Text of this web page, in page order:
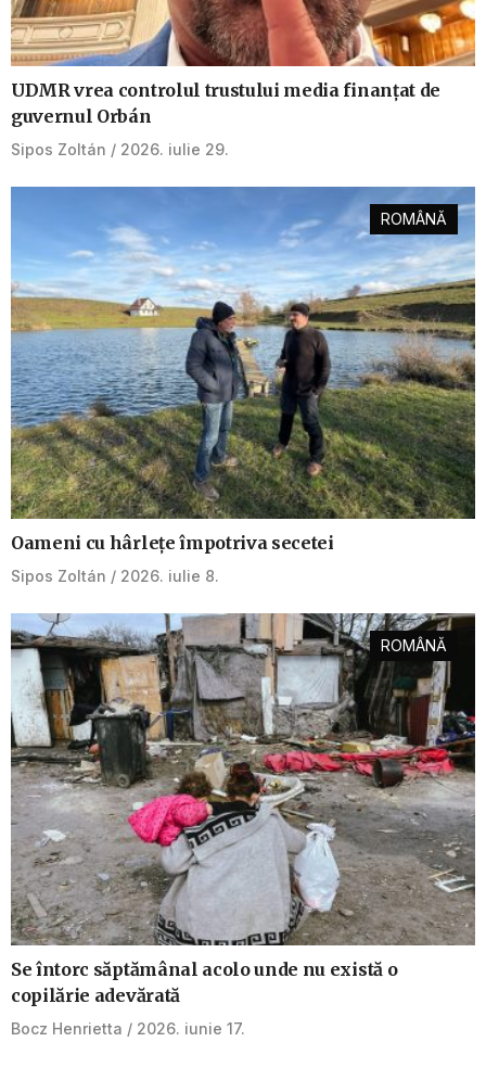
UDMR vrea controlul trustului media finanțat de
guvernul Orbán
Sipos Zoltán 2026. iulie 29.
ROMÂNĂ
Oameni cu hârlețe împotriva secetei
Sipos Zoltán 2026. iulie 8.
ROMÂNĂ
Se întorc săptămânal acolo unde nu există o
copilărie adevărată
Bocz Henrietta 2026. iunie 17.